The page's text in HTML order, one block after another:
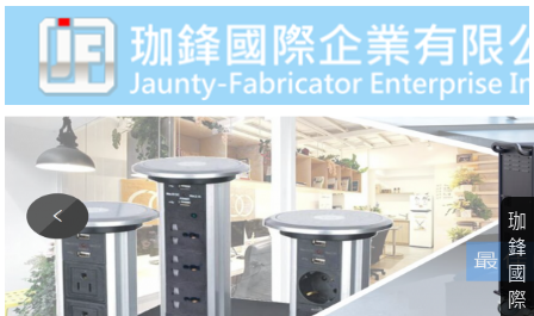
珈
鋒
國
際